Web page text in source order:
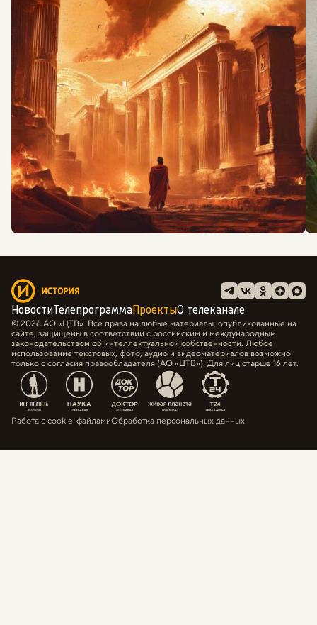
НовостиТелепрограммаПроектыО телеканале
© 2026 АО «ЦТВ». Все права на любые материалы, опубликованные на
сайте, защищены в соответствии с российским и международным
законодательством об интеллектуальной собственности. Любое
использование текстовых, фото, аудио и видеоматериалов возможно
только с согласия правообладателя (АО «ЦТВ»). Для лиц старше 16 лет.
Работа с cookie-файламиОбработка персональных данных